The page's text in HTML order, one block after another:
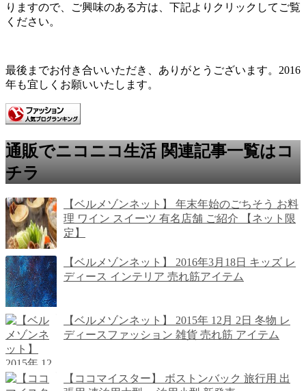
りますので、ご興味のある方は、下記よりクリックしてご覧
ください。
最後までお付き合いいただき、ありがとうございます。2016
年も宜しくお願いいたします。
通販でニコニコ生活 関連記事一覧はコ
チラ
【ベルメゾンネット】 年末年始のごちそう お料
理 ワイン スイーツ 有名店舗 ご紹介 【ネット限
定】
【ベルメゾンネット】 2016年3月18日 キッズ レ
ディース インテリア 売れ筋アイテム
【ベルメゾンネット】 2015年 12月 2日 冬物 レ
ディースファッション 雑貨 売れ筋 アイテム
【ココマイスター】 ボストンバック 旅行用 出